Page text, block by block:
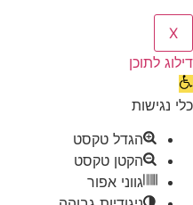
X
דילוג לתוכן
פתח
סרגל
כלי נגישות
הגדל טקסט
הקטן טקסט
גווני אפור